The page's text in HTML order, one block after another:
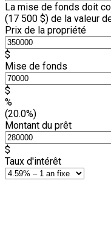
La mise de fonds doit
(17 500 $) de la valeur
Prix de la propriété
$
Mise de fonds
$
%
(20.0%)
Montant du prêt
$
Taux d'intérêt